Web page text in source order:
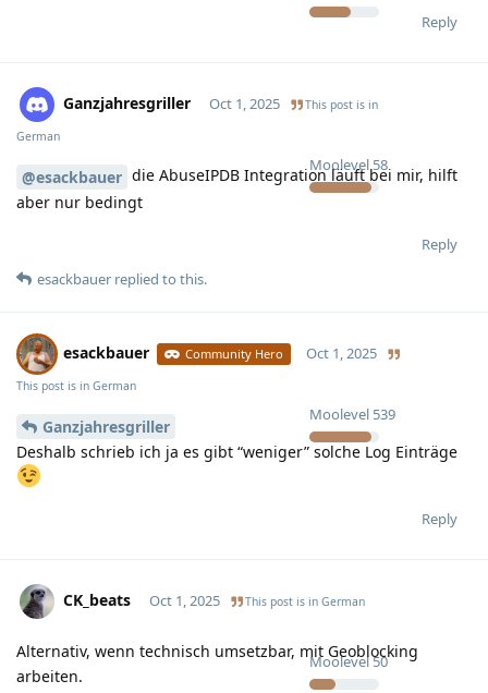
Reply
Ganzjahresgriller
Moolevel 58
Oct 1, 2025 This post is in
German
@esackbauer die AbuseIPDB Integration läuft bei mir, hilft
aber nur bedingt
Reply
esackbauer replied to this.
esackbauer Community Hero
Moolevel 539
Oct 1, 2025
This post is in German
Ganzjahresgriller
Deshalb schrieb ich ja es gibt “weniger” solche Log Einträge
Reply
CK_beats
Moolevel50
Oct 1, 2025 This post is in German
Alternativ, wenn technisch umsetzbar, mit Geoblocking
arbeiten.